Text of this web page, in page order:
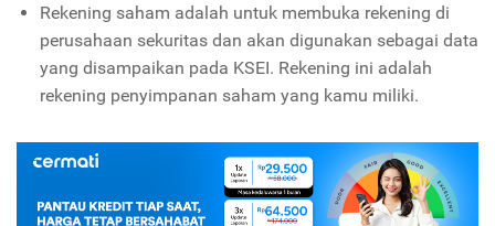
Rekening saham adalah untuk membuka rekening di
perusahaan sekuritas dan akan digunakan sebagai data
yang disampaikan pada KSEI. Rekening ini adalah
rekening penyimpanan saham yang kamu miliki.